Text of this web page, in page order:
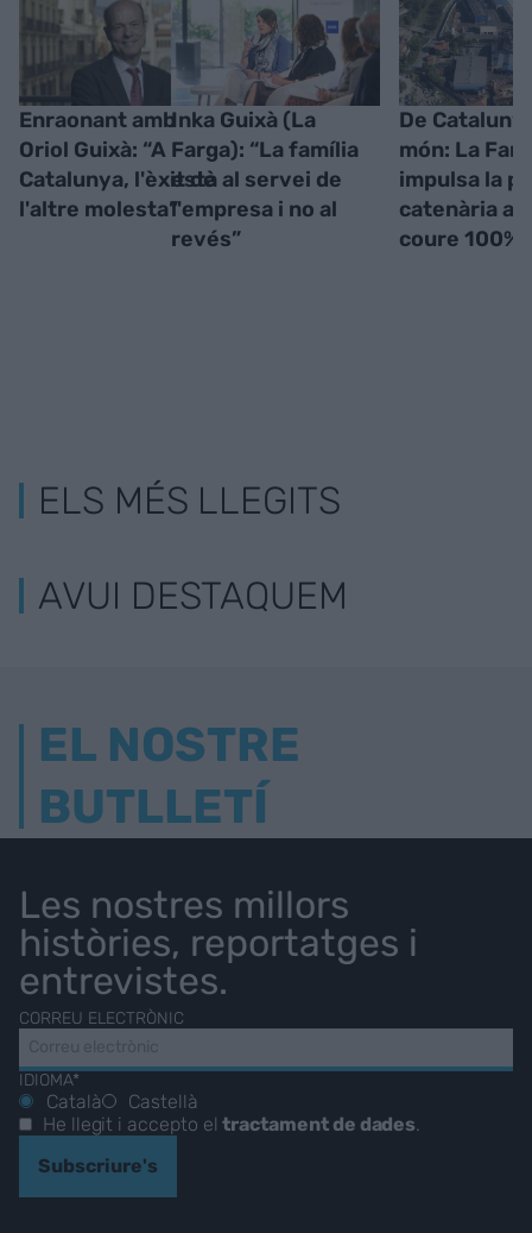
Enraonant amb
Oriol Guixà: “A
Catalunya, l'èxit de
l'altre molesta”
Inka Guixà (La
Farga): “La família
està al servei de
l'empresa i no al
revés”
De
món: La
impulsa la
catenària
coure 100%
ELS MÉS LLEGITS
AVUI DESTAQUEM
EL NOSTRE
BUTLLETÍ
Les nostres millors
històries, reportatges i
entrevistes.
CORREU ELECTRÒNIC
IDIOMA*
Català
Castellà
He llegit i accepto eltractament de dades
Subscriure's